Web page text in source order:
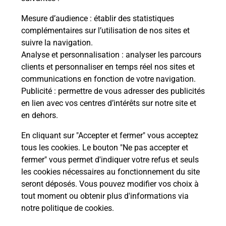
Mesure d’audience : établir des statistiques
complémentaires sur l’utilisation de nos sites et
suivre la navigation.
Analyse et personnalisation : analyser les parcours
clients et personnaliser en temps réel nos sites et
communications en fonction de votre navigation.
Publicité : permettre de vous adresser des publicités
en lien avec vos centres d’intérêts sur notre site et
en dehors.
En cliquant sur "Accepter et fermer" vous acceptez
tous les cookies. Le bouton "Ne pas accepter et
fermer" vous permet d'indiquer votre refus et seuls
les cookies nécessaires au fonctionnement du site
seront déposés. Vous pouvez modifier vos choix à
tout moment ou obtenir plus d'informations via
notre politique de cookies.
code de la route ?
Comment s'inscrire au code de la
route ?
Combien de fautes pour le code de la
route ?
En Savoir Plus sur Limoges